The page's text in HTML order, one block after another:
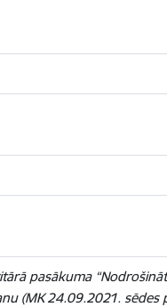
pasākuma
(MK 24.09.2021. sēdes